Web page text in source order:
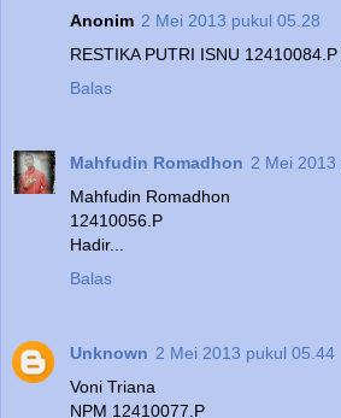
Anonim 2 Mei 2013 pukul 05.28
RESTIKA PUTRI ISNU 12410084.P
Balas
Mahfudin Romadhon 2 Mei 2013
Mahfudin Romadhon
12410056.P
Hadir...
Balas
Unknown 2 Mei 2013 pukul 05.44
Voni Triana
NPM 12410077.P